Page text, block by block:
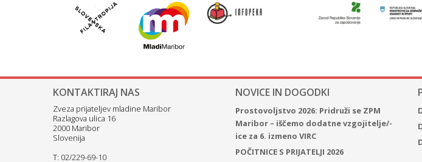
KONTAKTIRAJ NAS
Zveza prijateljev mladine Maribor
Razlagova ulica 16
2000 Maribor
Slovenija
T: 02/229-69-10
NOVICE IN DOGODKI
Prostovoljstvo 2026: Pridruži se ZPM
Maribor – iščemo dodatne vzgojitelje/-
ice za 6. izmeno VIRC
POČITNICE S PRIJATELJI 2026